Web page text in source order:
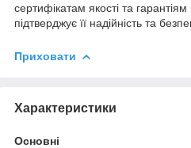
сертифікатам якості та
підтверджує її надійність та
Приховати
Характеристики
Основні